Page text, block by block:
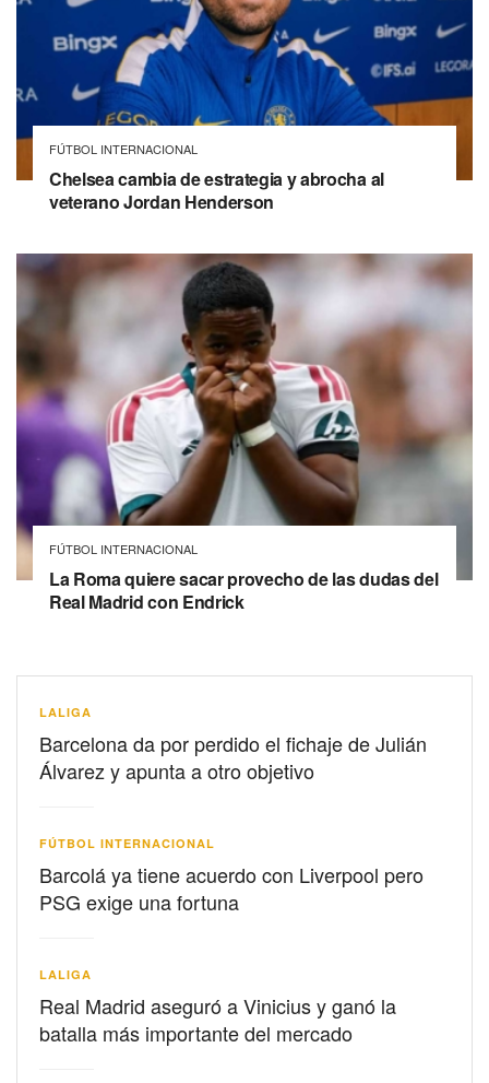
FÚTBOL INTERNACIONAL
Chelsea cambia de estrategia y abrocha al
veterano Jordan Henderson
FÚTBOL INTERNACIONAL
La Roma quiere sacar provecho de las dudas del
Real Madrid con Endrick
LALIGA
Barcelona da por perdido el fichaje de Julián
Álvarez y apunta a otro objetivo
FÚTBOL INTERNACIONAL
Barcolá ya tiene acuerdo con Liverpool pero
PSG exige una fortuna
LALIGA
Real Madrid aseguró a Vinicius y ganó la
batalla más importante del mercado